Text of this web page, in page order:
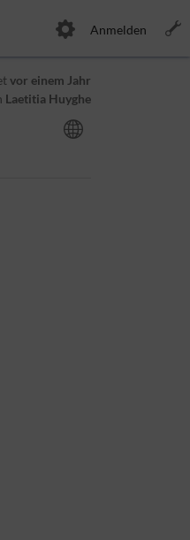
Anmelden
vor einem Jahr
Laetitia Huyghe